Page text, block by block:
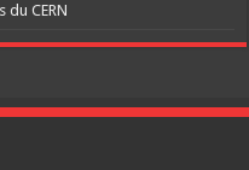
CERN